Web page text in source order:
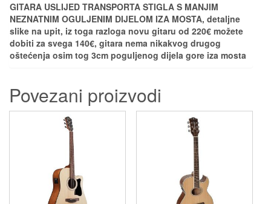
GITARA USLIJED TRANSPORTA STIGLA S MANJIM
NEZNATNIM OGULJENIM DIJELOM IZA MOSTA, detaljne
slike na upit, iz toga razloga novu gitaru od 220€ možete
dobiti za svega 140€, gitara nema nikakvog drugog
oštećenja osim tog 3cm poguljenog dijela gore iza mosta
Povezani proizvodi